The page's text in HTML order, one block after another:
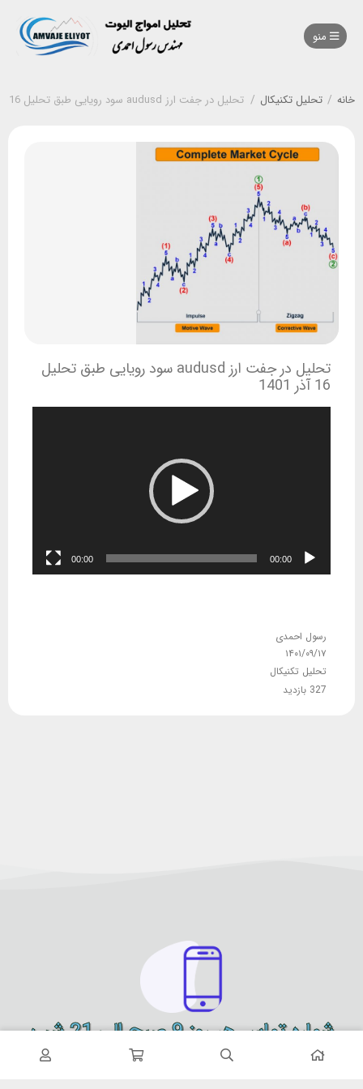
خانه / تحلیل تکنیکال / تحلیل در جفت ارز audusd سود رویایی طبق تحلیل 16 آذر 1401
تحلیل در جفت ارز audusd سود رویایی طبق تحلیل
16 آذر 1401
00:00
00:00
رسول احمدی
۱۴۰۱/۰۹/۱۷
تحلیل تکنیکال
327 بازدید
شماره تماس هر روز 9 صبح الی 21 شب